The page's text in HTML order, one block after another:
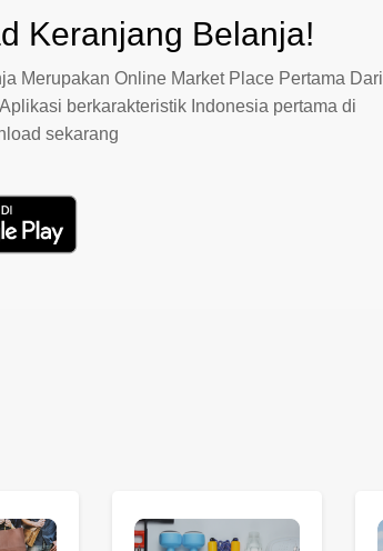
Keranjang Belanja!
Merupakan Online Market Place Pertama Dari
berkarakteristik Indonesia pertama di
sekarang